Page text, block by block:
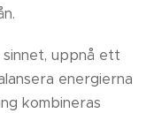
uppnå ett
energierna
kombineras